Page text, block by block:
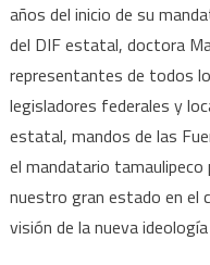
años del inicio de su
del DIF estatal, doctora
representantes de todos
legisladores federales y
estatal, mandos de las
el mandatario tamaulipeco
nuestro gran estado en el
visión de la nueva